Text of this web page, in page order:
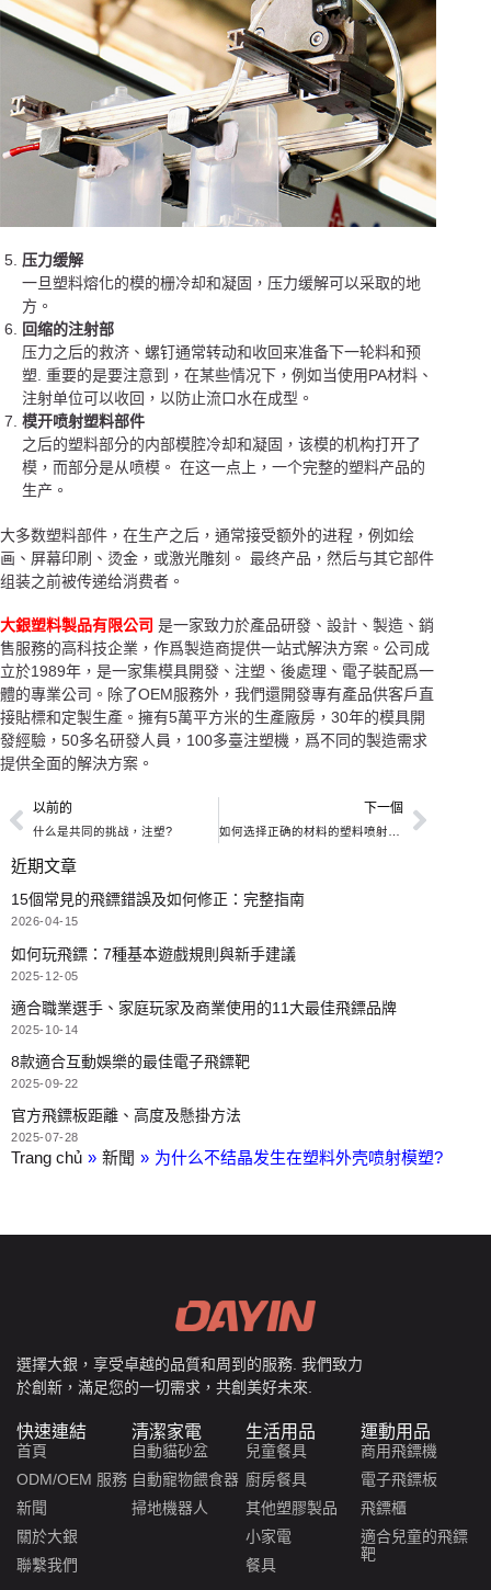
压力缓解
一旦塑料熔化的模的栅冷却和凝固，压力缓解可以采取的地
方。
回缩的注射部
压力之后的救济、螺钉通常转动和收回来准备下一轮料和预
塑. 重要的是要注意到，在某些情况下，例如当使用PA材料、
注射单位可以收回，以防止流口水在成型。
模开喷射塑料部件
之后的塑料部分的内部模腔冷却和凝固，该模的机构打开了
模，而部分是从喷模。 在这一点上，一个完整的塑料产品的
生产。
大多数塑料部件，在生产之后，通常接受额外的进程，例如绘
画、屏幕印刷、烫金，或激光雕刻。 最终产品，然后与其它部件
组装之前被传递给消费者。
大銀塑料製品有限公司 是一家致力於產品研發、設計、製造、銷
售服務的高科技企業，作爲製造商提供一站式解決方案。公司成
立於1989年，是一家集模具開發、注塑、後處理、電子裝配爲一
體的專業公司。除了OEM服務外，我們還開發專有產品供客戶直
接貼標和定製生產。擁有5萬平方米的生產廠房，30年的模具開
發經驗，50多名研發人員，100多臺注塑機，爲不同的製造需求
提供全面的解決方案。
以前的
什么是共同的挑战，注塑?
下一個
近期文章
15個常見的飛鏢錯誤及如何修正：完整指南
2026-04-15
如何玩飛鏢：7種基本遊戲規則與新手建議
2025-12-05
適合職業選手、家庭玩家及商業使用的11大最佳飛鏢品牌
2025-10-14
8款適合互動娛樂的最佳電子飛鏢靶
2025-09-22
官方飛鏢板距離、高度及懸掛方法
2025-07-28
Trang chủ » 新聞 » 为什么不结晶发生在塑料外壳喷射模塑?
選擇大銀，享受卓越的品質和周到的服務. 我們致力
於創新，滿足您的一切需求，共創美好未來.
快速連結
首頁
ODM/OEM 服務
新聞
關於大銀
聯繫我們
清潔家電
自動貓砂盆
自動寵物餵食器
掃地機器人
生活用品
兒童餐具
廚房餐具
其他塑膠製品
小家電
餐具
運動用品
商用飛鏢機
電子飛鏢板
飛鏢櫃
適合兒童的飛鏢
靶